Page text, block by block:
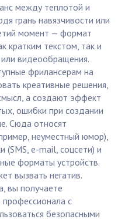
между теплотой и
грань навязчивости или
момент — формат
кратким текстом, так и
видеообращения.
фрилансерам на
креативные решения,
а создают эффект
ошибки при создании
Сюда относят
неуместный юмор),
(SMS, e-mail, соцсети) и
форматы устройств.
вызвать негатив.
вы получаете
с
безопасными